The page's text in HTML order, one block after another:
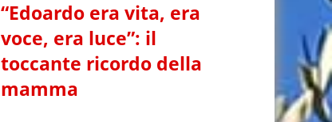
“Edoardo era vita, era
voce, era luce”: il
toccante ricordo della
mamma